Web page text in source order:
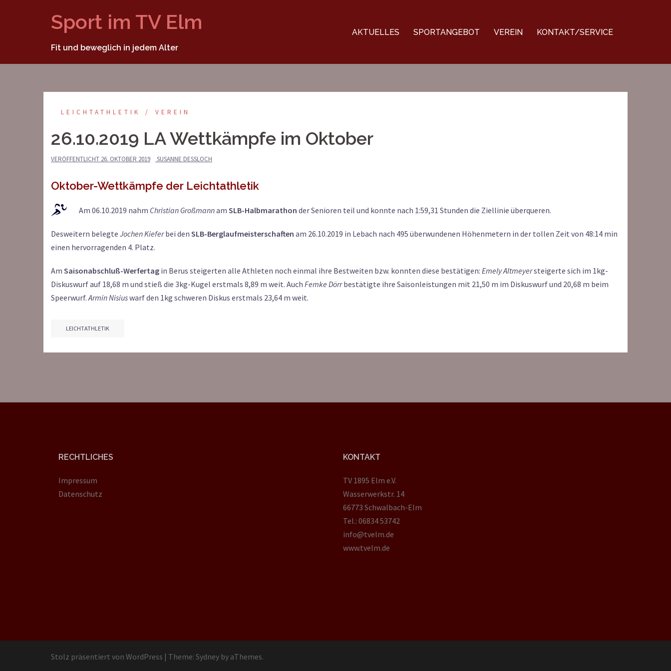
Sport im TV Elm
Fit und beweglich in jedem Alter
AKTUELLES SPORTANGEBOT VEREIN KONTAKT/SERVICE
LEICHTATHLETIK VEREIN
26.10.2019 LA Wettkämpfe im Oktober
VERÖFFENTLICHT 26. OKTOBER 2019 SUSANNE DESSLOCH
Oktober-Wettkämpfe der Leichtathletik
Am 06.10.2019 nahm Christian Großmannam SLB-Halbmarathon der Senioren teil und konnte nach 1:59,31 Stunden die Ziellinie überqueren.
Desweitern belegte Jochen Kieferbei den SLB-Berglaufmeisterschaften am 26.10.2019 in Lebach nach 495 überwundenen Höhenmetern in der tollen Zeit von 48:14 min
einen hervorragenden 4. Platz.
Am Saisonabschluß-Werfertag in Berus steigerten alle Athleten noch einmal ihre Bestweiten bzw. konnten diese bestätigen: Emely Altmeyersteigerte sich im 1kg-
Diskuswurf auf 18,68 m und stieß die 3kg-Kugel erstmals 8,89 m weit. Auch Femke Dörrbestätigte ihre Saisonleistungen mit 21,50 m im Diskuswurf und 20,68 m beim
Speerwurf. Armin Nisiuswarf den 1kg schweren Diskus erstmals 23,64 m weit.
LEICHTATHLETIK
RECHTLICHES
Impressum
Datenschutz
KONTAKT
TV 1895 Elm e.V.
Wasserwerkstr. 14
66773 Schwalbach-Elm
Tel.: 06834 53742
info@tvelm.de
www.tvelm.de
Stolz präsentiert von WordPress | Theme: Sydney by aThemes.